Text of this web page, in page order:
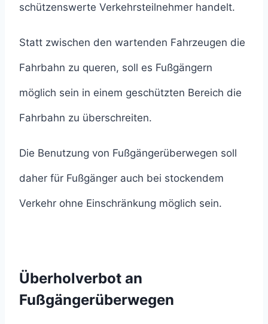
schützenswerte Verkehrsteilnehmer handelt.
Statt zwischen den wartenden Fahrzeugen die
Fahrbahn zu queren, soll es Fußgängern
möglich sein in einem geschützten Bereich die
Fahrbahn zu überschreiten.
Die Benutzung von Fußgängerüberwegen soll
daher für Fußgänger auch bei stockendem
Verkehr ohne Einschränkung möglich sein.
Überholverbot an
Fußgängerüberwegen